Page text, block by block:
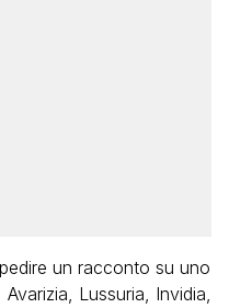
un racconto su uno
Lussuria, Invidia,